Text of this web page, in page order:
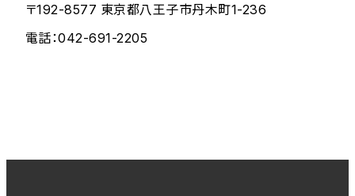
〒192-8577 東京都八王子市丹木町1-236
電話：042-691-2205